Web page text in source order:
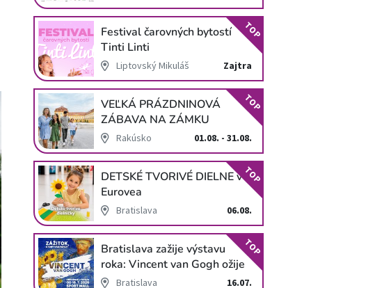
Festival čarovných bytostí
Tinti Linti
Liptovský Mikuláš Zajtra
TOP
VEĽKÁ PRÁZDNINOVÁ
ZÁBAVA NA ZÁMKU
SCHLOSS HOF
Rakúsko 01.08. - 31.08.
TOP
DETSKÉ TVORIVÉ DIELNE v
Eurovea
Bratislava 06.08.
TOP
Bratislava zažije výstavu
roka: Vincent van Gogh ožije
v unikátnej imerzívnej šou!
Bratislava 16.07.
TOP